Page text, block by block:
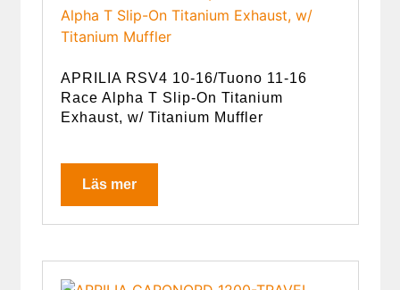
APRILIA RSV4 10-16/Tuono 11-16
Race Alpha T Slip-On Titanium
Exhaust, w/ Titanium Muffler
Läs mer